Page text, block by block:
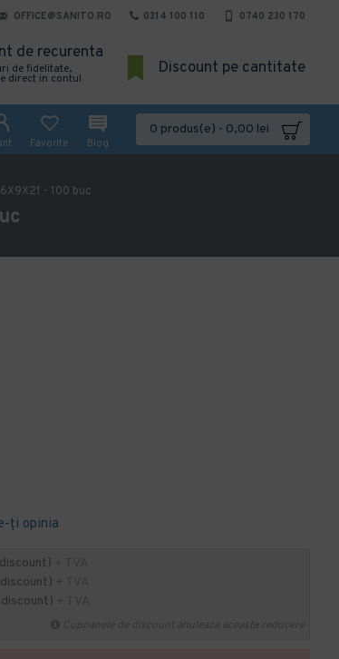
OFFICE@SANITO.RO 0314 100 110 0740 230 170
de recurenta
de fidelitate,
direct in contul
Discount pe cantitate
Favorite Blog
0 produs(e) - 0,00 lei
- 100 buc
ţi opinia